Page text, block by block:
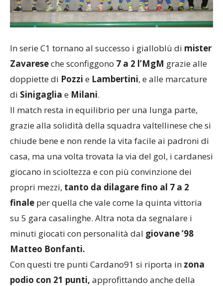
In serie C1 tornano al successo i gialloblù di mister
Zavareseche sconfiggono 7 a 2 l’MgM grazie alle
doppiette di Pozzi e Lambertini, e alle marcature
di Sinigaglia e Milani.
Il match resta in equilibrio per una lunga parte,
grazie alla solidità della squadra valtellinese che si
chiude bene e non rende la vita facile ai padroni di
casa, ma una volta trovata la via del gol, i cardanesi
giocano in scioltezza e con più convinzione dei
propri mezzi, tanto da dilagare fino al 7 a 2
finale per quella che vale come la quinta vittoria
su 5 gara casalinghe. Altra nota da segnalare i
minuti giocati con personalità dal giovane ’98
Matteo Bonfanti.
Con questi tre punti Cardano91 si riporta in zona
podio con 21 punti, approfittando anche della